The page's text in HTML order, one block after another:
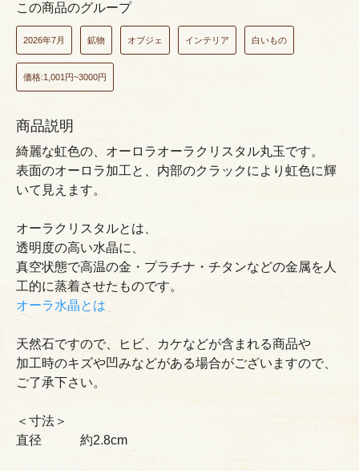
この商品のグループ
2026年7月 鉱物 オブジェ インテリア 白いもの
価格:1,001円~3000円
商品説明
綺麗な虹色の、オーロラオーラクリスタル丸玉です。
表面のオーロラ加工と、内部のクラックにより虹色に輝
いて見えます。
オーラクリスタルとは、
透明度の高い水晶に、
真空状態で高温の金・プラチナ・チタンなどの金属を人
工的に蒸着させたものです。
オーラ水晶とは
天然石ですので、ヒビ、カケなどが含まれる商品や
加工時のキズや凹みなどがある場合がございますので、
ご了承下さい。
＜寸法＞
直径 約2.8cm